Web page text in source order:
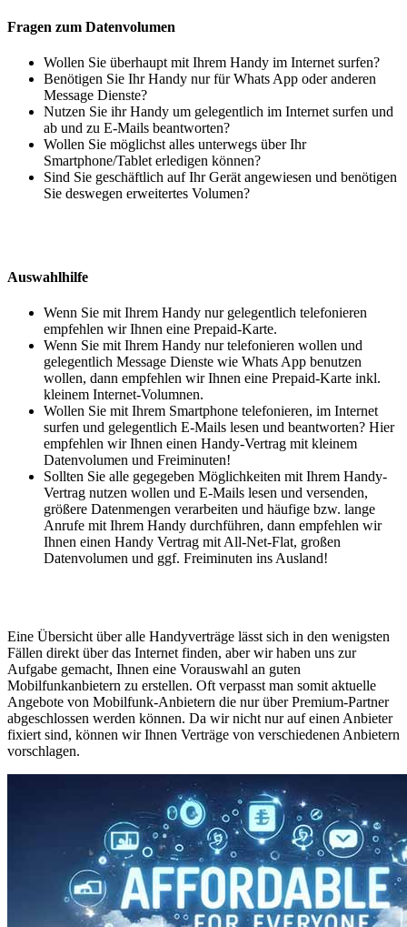
Fragen zum Datenvolumen
Wollen Sie überhaupt mit Ihrem Handy im Internet surfen?
Benötigen Sie Ihr Handy nur für Whats App oder anderen
Message Dienste?
Nutzen Sie ihr Handy um gelegentlich im Internet surfen und
ab und zu E-Mails beantworten?
Wollen Sie möglichst alles unterwegs über Ihr
Smartphone/Tablet erledigen können?
Sind Sie geschäftlich auf Ihr Gerät angewiesen und benötigen
Sie deswegen erweitertes Volumen?
Auswahlhilfe
Wenn Sie mit Ihrem Handy nur gelegentlich telefonieren
empfehlen wir Ihnen eine Prepaid-Karte.
Wenn Sie mit Ihrem Handy nur telefonieren wollen und
gelegentlich Message Dienste wie Whats App benutzen
wollen, dann empfehlen wir Ihnen eine Prepaid-Karte inkl.
kleinem Internet-Volumnen.
Wollen Sie mit Ihrem Smartphone telefonieren, im Internet
surfen und gelegentlich E-Mails lesen und beantworten? Hier
empfehlen wir Ihnen einen Handy-Vertrag mit kleinem
Datenvolumen und Freiminuten!
Sollten Sie alle gegegeben Möglichkeiten mit Ihrem Handy-
Vertrag nutzen wollen und E-Mails lesen und versenden,
größere Datenmengen verarbeiten und häufige bzw. lange
Anrufe mit Ihrem Handy durchführen, dann empfehlen wir
Ihnen einen Handy Vertrag mit All-Net-Flat, großen
Datenvolumen und ggf. Freiminuten ins Ausland!
Eine Übersicht über alle Handyverträge lässt sich in den wenigsten
Fällen direkt über das Internet finden, aber wir haben uns zur
Aufgabe gemacht, Ihnen eine Vorauswahl an guten
Mobilfunkanbietern zu erstellen. Oft verpasst man somit aktuelle
Angebote von Mobilfunk-Anbietern die nur über Premium-Partner
abgeschlossen werden können. Da wir nicht nur auf einen Anbieter
fixiert sind, können wir Ihnen Verträge von verschiedenen Anbietern
vorschlagen.